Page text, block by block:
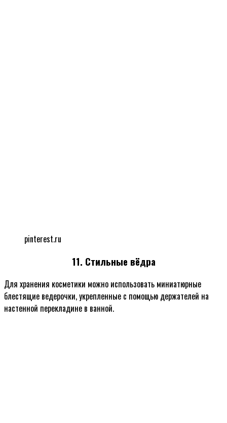
pinterest.ru
11. Стильные вёдра
Для хранения косметики можно использовать миниатюрные
блестящие ведерочки, укрепленные с помощью держателей на
настенной перекладине в ванной.